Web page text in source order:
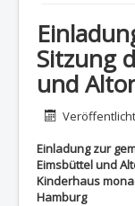
Sitzung
und
Details
Einladung zur
Eimsbüttel und
Kinderhaus
Hamburg